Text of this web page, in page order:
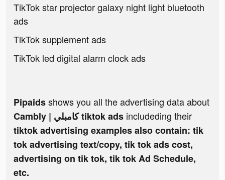
TikTok star projector galaxy night light bluetooth
ads
TikTok supplement ads
TikTok led digital alarm clock ads
Pipaidsshows you all the advertising data about
Cambly | كامبلي tiktok ads includeding their
tiktok advertising examples also contain: tik
tok advertising text/copy, tik tok ads cost,
advertising on tik tok, tik tok Ad Schedule,
etc.